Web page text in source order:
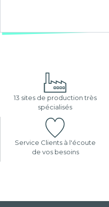
13 sites de production très
spécialisés
Service Clients à l'écoute
de vos besoins